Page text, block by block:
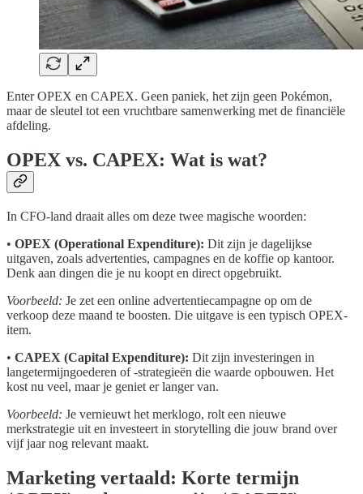
Enter OPEX en CAPEX. Geen paniek, het zijn geen Pokémon,
maar de sleutel tot een vruchtbare samenwerking met de financiële
afdeling.
OPEX vs. CAPEX: Wat is wat?
In CFO-land draait alles om deze twee magische woorden:
• OPEX (Operational Expenditure): Dit zijn je dagelijkse
uitgaven, zoals advertenties, campagnes en de koffie op kantoor.
Denk aan dingen die je nu koopt en direct opgebruikt.
Voorbeeld: Je zet een online advertentiecampagne op om de
verkoop deze maand te boosten. Die uitgave is een typisch OPEX-
item.
• CAPEX (Capital Expenditure): Dit zijn investeringen in
langetermijngoederen of -strategieën die waarde opbouwen. Het
kost nu veel, maar je geniet er langer van.
Voorbeeld: Je vernieuwt het merklogo, rolt een nieuwe
merkstrategie uit en investeert in storytelling die jouw brand over
vijf jaar nog relevant maakt.
Marketing vertaald: Korte termijn